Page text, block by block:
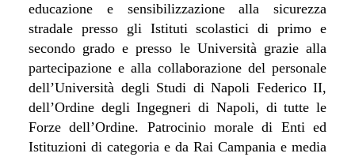
educazione e sensibilizzazione alla sicurezza
stradale presso gli Istituti scolastici di primo e
secondo grado e presso le Università grazie alla
partecipazione e alla collaborazione del personale
dell’Università degli Studi di Napoli Federico II,
dell’Ordine degli Ingegneri di Napoli, di tutte le
Forze dell’Ordine. Patrocinio morale di Enti ed
Istituzioni di categoria e da Rai Campania e media